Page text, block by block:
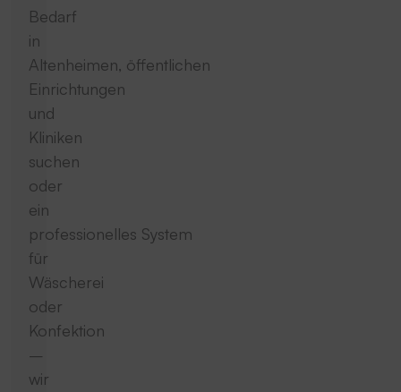
Bedarf
in
Altenheimen, öffentlichen
Einrichtungen
und
Kliniken
suchen
oder
ein
professionelles System
für
Wäscherei
oder
Konfektion
–
wir